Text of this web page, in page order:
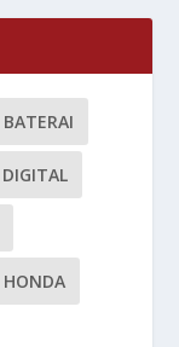
BATERAI
DIGITAL
HONDA